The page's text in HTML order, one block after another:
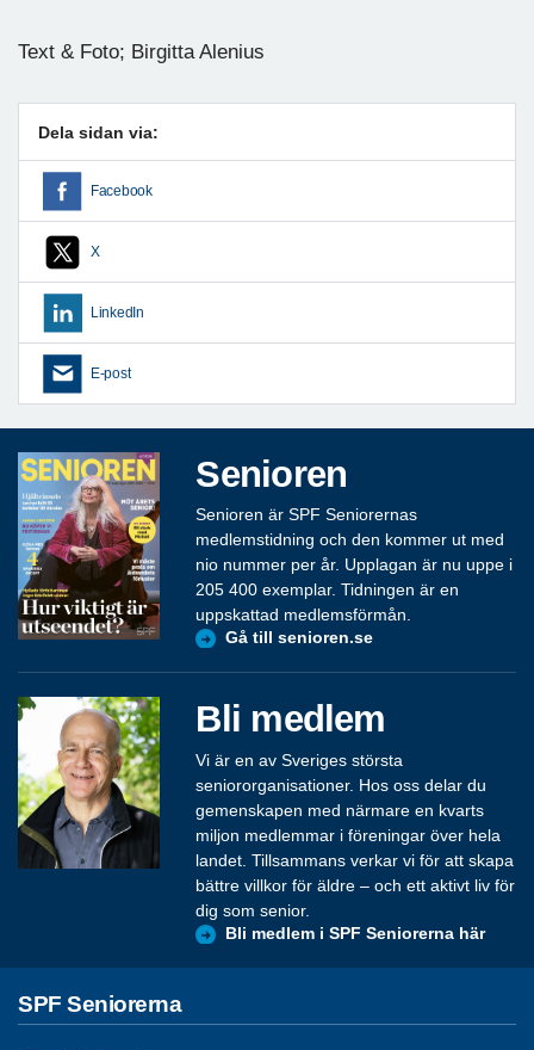
Text & Foto; Birgitta Alenius
Dela sidan via:
Facebook
X
LinkedIn
E-post
Senioren
Senioren är SPF Seniorernas
medlemstidning och den kommer ut med
nio nummer per år. Upplagan är nu uppe i
205 400 exemplar. Tidningen är en
uppskattad medlemsförmån.
Gå till senioren.se
Bli medlem
Vi är en av Sveriges största
seniororganisationer. Hos oss delar du
gemenskapen med närmare en kvarts
miljon medlemmar i föreningar över hela
landet. Tillsammans verkar vi för att skapa
bättre villkor för äldre – och ett aktivt liv för
dig som senior.
Bli medlem i SPF Seniorerna här
SPF Seniorerna